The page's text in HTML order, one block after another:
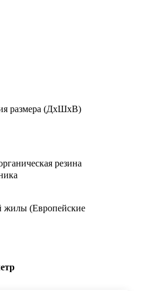
размера (ДхШхВ)
резина
жилы (Европейские